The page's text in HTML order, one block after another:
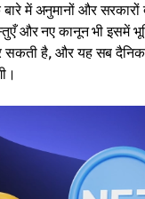
अनुमानों और सरकारों
नए कानून भी इसमें
है, और यह सब दैनिक